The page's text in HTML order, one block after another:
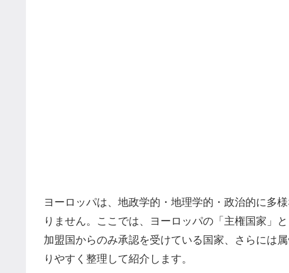
ヨーロッパは、地政学的・地理学的・政治的に多
りません。ここでは、ヨーロッパの「主権国家」
加盟国からのみ承認を受けている国家、さらには
りやすく整理して紹介します。